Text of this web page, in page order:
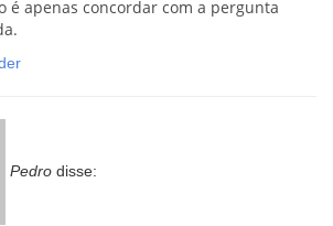
é apenas concordar com a pergunta
Pedro disse: